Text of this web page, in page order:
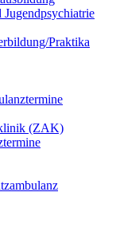
Praktika
(ZAK)